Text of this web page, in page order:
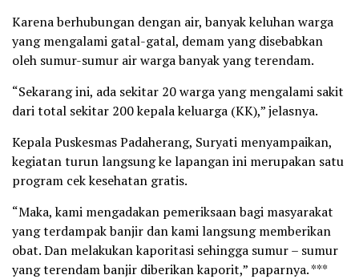
Karena berhubungan dengan air, banyak keluhan warga
yang mengalami gatal-gatal, demam yang disebabkan
oleh sumur-sumur air warga banyak yang terendam.
“Sekarang ini, ada sekitar 20 warga yang mengalami sakit
dari total sekitar 200 kepala keluarga (KK),” jelasnya.
Kepala Puskesmas Padaherang, Suryati menyampaikan,
kegiatan turun langsung ke lapangan ini merupakan satu
program cek kesehatan gratis.
“Maka, kami mengadakan pemeriksaan bagi masyarakat
yang terdampak banjir dan kami langsung memberikan
obat. Dan melakukan kaporitasi sehingga sumur – sumur
yang terendam banjir diberikan kaporit,” paparnya. ***